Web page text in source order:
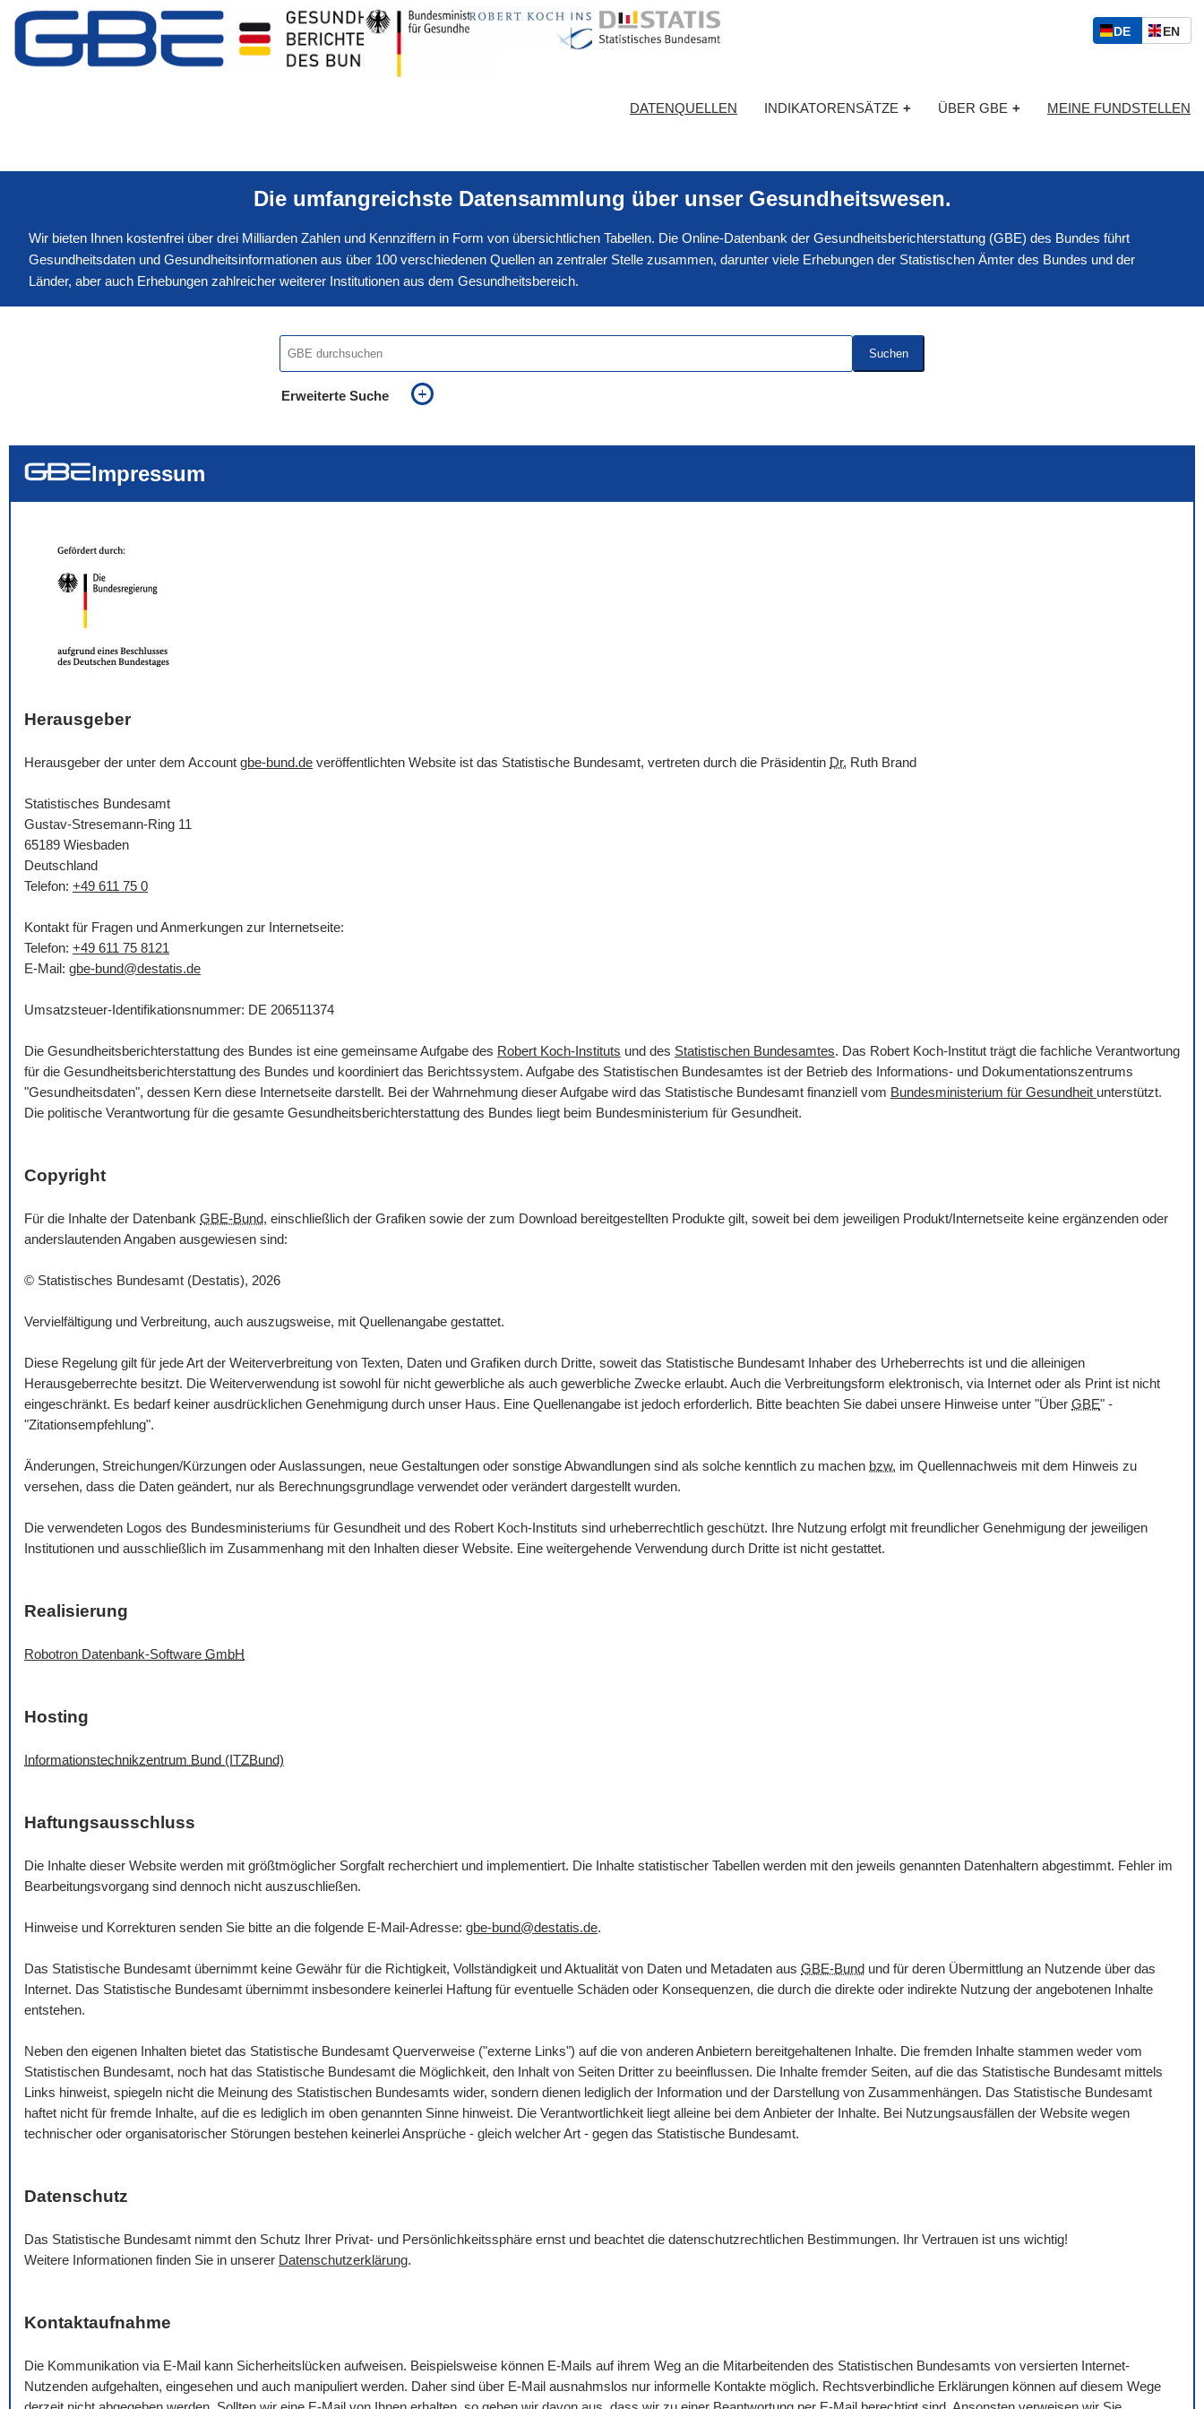
S
p
c
h
l
DED
S
ENE
I
H
DATENQUELLEN INDIKATORENSÄTZE + ÜBER GBE + MEINE FUNDSTELLEN
Die umfangreichste Datensammlung über unser Gesundheitswesen.
Wir bieten Ihnen kostenfrei über drei Milliarden Zahlen und Kennziffern in Form von übersichtlichen Tabellen. Die Online-Datenbank der Gesundheitsberichterstattung (GBE) des Bundes führt
Gesundheitsdaten und Gesundheitsinformationen aus über 100 verschiedenen Quellen an zentraler Stelle zusammen, darunter viele Erhebungen der Statistischen Ämter des Bundes und der
Länder, aber auch Erhebungen zahlreicher weiterer Institutionen aus dem Gesundheitsbereich.
Suchen
Erweiterte Suche
Impressum
Herausgeber
Herausgeber der unter dem Account gbe-bund.de veröffentlichten Website ist das Statistische Bundesamt, vertreten durch die Präsidentin Dr. Ruth Brand
Statistisches Bundesamt
Gustav-Stresemann-Ring 11
65189 Wiesbaden
Deutschland
Telefon: +49 611 75 0
Kontakt für Fragen und Anmerkungen zur Internetseite:
Telefon: +49 611 75 8121
E-Mail: gbe-bund@destatis.de
Umsatzsteuer-Identifikationsnummer: DE 206511374
Die Gesundheitsberichterstattung des Bundes ist eine gemeinsame Aufgabe des Robert Koch-Instituts und des Statistischen Bundesamtes. Das Robert Koch-Institut trägt die fachliche Verantwortung
für die Gesundheitsberichterstattung des Bundes und koordiniert das Berichtssystem. Aufgabe des Statistischen Bundesamtes ist der Betrieb des Informations- und Dokumentationszentrums
"Gesundheitsdaten", dessen Kern diese Internetseite darstellt. Bei der Wahrnehmung dieser Aufgabe wird das Statistische Bundesamt finanziell vom Bundesministerium für Gesundheit unterstützt.
Die politische Verantwortung für die gesamte Gesundheitsberichterstattung des Bundes liegt beim Bundesministerium für Gesundheit.
Copyright
Für die Inhalte der Datenbank GBE-Bund, einschließlich der Grafiken sowie der zum Download bereitgestellten Produkte gilt, soweit bei dem jeweiligen Produkt/Internetseite keine ergänzenden oder
anderslautenden Angaben ausgewiesen sind:
© Statistisches Bundesamt (Destatis), 2026
Vervielfältigung und Verbreitung, auch auszugsweise, mit Quellenangabe gestattet.
Diese Regelung gilt für jede Art der Weiterverbreitung von Texten, Daten und Grafiken durch Dritte, soweit das Statistische Bundesamt Inhaber des Urheberrechts ist und die alleinigen
Herausgeberrechte besitzt. Die Weiterverwendung ist sowohl für nicht gewerbliche als auch gewerbliche Zwecke erlaubt. Auch die Verbreitungsform elektronisch, via Internet oder als Print ist nicht
eingeschränkt. Es bedarf keiner ausdrücklichen Genehmigung durch unser Haus. Eine Quellenangabe ist jedoch erforderlich. Bitte beachten Sie dabei unsere Hinweise unter "Über GBE" -
"Zitationsempfehlung".
Änderungen, Streichungen/Kürzungen oder Auslassungen, neue Gestaltungen oder sonstige Abwandlungen sind als solche kenntlich zu machen bzw. im Quellennachweis mit dem Hinweis zu
versehen, dass die Daten geändert, nur als Berechnungsgrundlage verwendet oder verändert dargestellt wurden.
Die verwendeten Logos des Bundesministeriums für Gesundheit und des Robert Koch-Instituts sind urheberrechtlich geschützt. Ihre Nutzung erfolgt mit freundlicher Genehmigung der jeweiligen
Institutionen und ausschließlich im Zusammenhang mit den Inhalten dieser Website. Eine weitergehende Verwendung durch Dritte ist nicht gestattet.
Realisierung
Robotron Datenbank-Software GmbH
Hosting
Informationstechnikzentrum Bund (ITZBund)
Haftungsausschluss
Die Inhalte dieser Website werden mit größtmöglicher Sorgfalt recherchiert und implementiert. Die Inhalte statistischer Tabellen werden mit den jeweils genannten Datenhaltern abgestimmt. Fehler im
Bearbeitungsvorgang sind dennoch nicht auszuschließen.
Hinweise und Korrekturen senden Sie bitte an die folgende E-Mail-Adresse: gbe-bund@destatis.de.
Das Statistische Bundesamt übernimmt keine Gewähr für die Richtigkeit, Vollständigkeit und Aktualität von Daten und Metadaten aus GBE-Bund und für deren Übermittlung an Nutzende über das
Internet. Das Statistische Bundesamt übernimmt insbesondere keinerlei Haftung für eventuelle Schäden oder Konsequenzen, die durch die direkte oder indirekte Nutzung der angebotenen Inhalte
entstehen.
Neben den eigenen Inhalten bietet das Statistische Bundesamt Querverweise ("externe Links") auf die von anderen Anbietern bereitgehaltenen Inhalte. Die fremden Inhalte stammen weder vom
Statistischen Bundesamt, noch hat das Statistische Bundesamt die Möglichkeit, den Inhalt von Seiten Dritter zu beeinflussen. Die Inhalte fremder Seiten, auf die das Statistische Bundesamt mittels
Links hinweist, spiegeln nicht die Meinung des Statistischen Bundesamts wider, sondern dienen lediglich der Information und der Darstellung von Zusammenhängen. Das Statistische Bundesamt
haftet nicht für fremde Inhalte, auf die es lediglich im oben genannten Sinne hinweist. Die Verantwortlichkeit liegt alleine bei dem Anbieter der Inhalte. Bei Nutzungsausfällen der Website wegen
technischer oder organisatorischer Störungen bestehen keinerlei Ansprüche - gleich welcher Art - gegen das Statistische Bundesamt.
Datenschutz
Das Statistische Bundesamt nimmt den Schutz Ihrer Privat- und Persönlichkeitssphäre ernst und beachtet die datenschutzrechtlichen Bestimmungen. Ihr Vertrauen ist uns wichtig!
Weitere Informationen finden Sie in unserer Datenschutzerklärung.
Kontaktaufnahme
Die Kommunikation via E-Mail kann Sicherheitslücken aufweisen. Beispielsweise können E-Mails auf ihrem Weg an die Mitarbeitenden des Statistischen Bundesamts von versierten Internet-
Nutzenden aufgehalten, eingesehen und auch manipuliert werden. Daher sind über E-Mail ausnahmslos nur informelle Kontakte möglich. Rechtsverbindliche Erklärungen können auf diesem Wege